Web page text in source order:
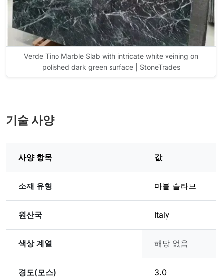
Verde Tino Marble Slab with intricate white veining on
polished dark green surface | StoneTrades
기술 사양
사양 항목 값
소재 유형 마블 슬라브
원산국 Italy
색상 계열 해당 없음
경도(모스) 3.0